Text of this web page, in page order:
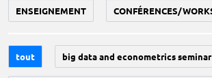
ENSEIGNEMENT CONFÉRENCES/
tout big data and econometrics seminar